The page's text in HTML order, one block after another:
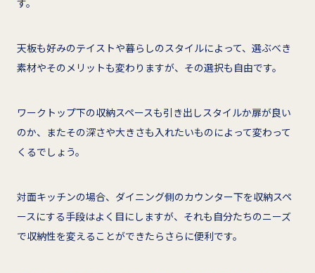
す。
天板も好みのテイストや暮らしのスタイルによって、選ぶべき
素材やそのメリットも変わりますが、その選択も自由です。
ワークトップ下の収納スペースも引き出しスタイルか扉が良い
のか、またその深さや大きさも入れたいものによって変わって
くるでしょう。
対面キッチンの場合、ダイニング側のカウンター下を収納スペ
ースにする手段はよく目にしますが、それも自分たちのニーズ
で収納性を変えることができたらさらに便利です。